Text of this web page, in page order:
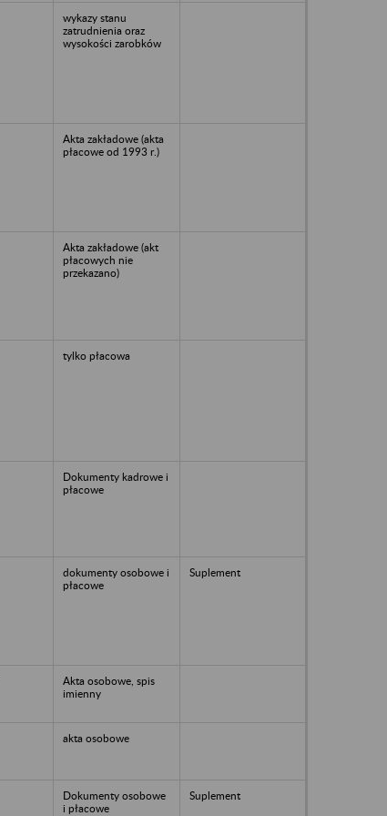
wykazy stanu
zatrudnienia oraz
wysokości zarobków
Akta zakładowe (akta
płacowe od 1993 r.)
Akta zakładowe (akt
płacowych nie
przekazano)
tylko płacowa
Dokumenty kadrowe i
płacowe
dokumenty osobowe i
płacowe
Suplement
Akta osobowe, spis
imienny
akta osobowe
Dokumenty osobowe
i płacowe
Suplement